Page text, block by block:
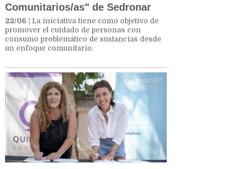
Comunitarios/as" de Sedronar
22/06 | La iniciativa tiene como objetivo de
promover el cuidado de personas con
consumo problemático de sustancias desde
un enfoque comunitario.